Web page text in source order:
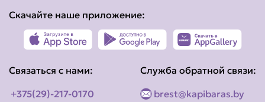
Скачайте наше приложение:
Связаться с нами:
+375(29)-217-0170
Служба обратной связи:
brest@kapibaras.by